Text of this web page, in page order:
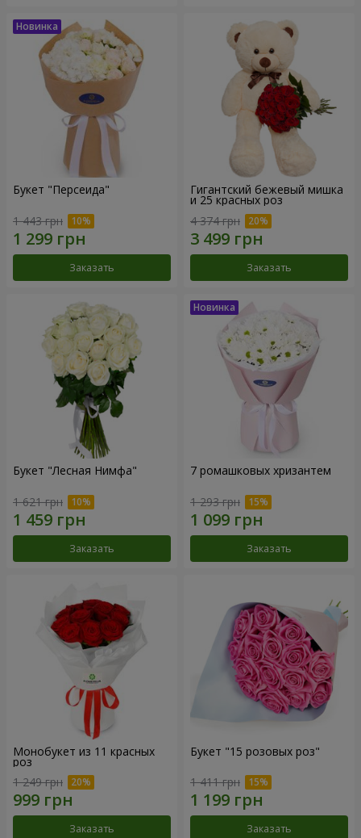
Букет "Персеида"
1 443 грн
Заказать
Гигантский бежевый мишка
и 25 красных роз
4 374 грн
Заказать
Букет "Лесная Нимфа"
1 621 грн
Заказать
7 ромашковых хризантем
1 293 грн
Заказать
Монобукет из 11 красных
роз
1 249 грн
Заказать
Букет "15 розовых роз"
1 411 грн
Заказать